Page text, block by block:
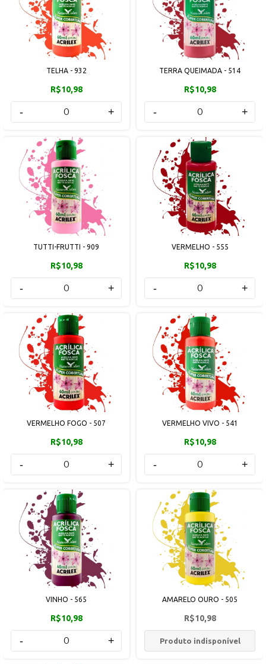
TELHA - 932
R$10,98
- +
TERRA QUEIMADA - 514
R$10,98
- +
TUTTI-FRUTTI - 909
R$10,98
- +
VERMELHO - 555
R$10,98
- +
VERMELHO FOGO - 507
R$10,98
- +
VERMELHO VIVO - 541
R$10,98
- +
VINHO - 565
R$10,98
- +
AMARELO OURO - 505
R$10,98
Produto indisponível